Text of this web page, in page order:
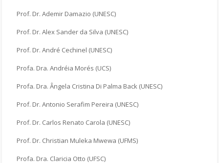
Prof. Dr. Ademir Damazio (UNESC)
Prof. Dr. Alex Sander da Silva (UNESC)
Prof. Dr. André Cechinel (UNESC)
Profa. Dra. Andréia Morés (UCS)
Profa. Dra. Ângela Cristina Di Palma Back (UNESC)
Prof. Dr. Antonio Serafim Pereira (UNESC)
Prof. Dr. Carlos Renato Carola (UNESC)
Prof. Dr. Christian Muleka Mwewa (UFMS)
Profa. Dra. Claricia Otto (UFSC)